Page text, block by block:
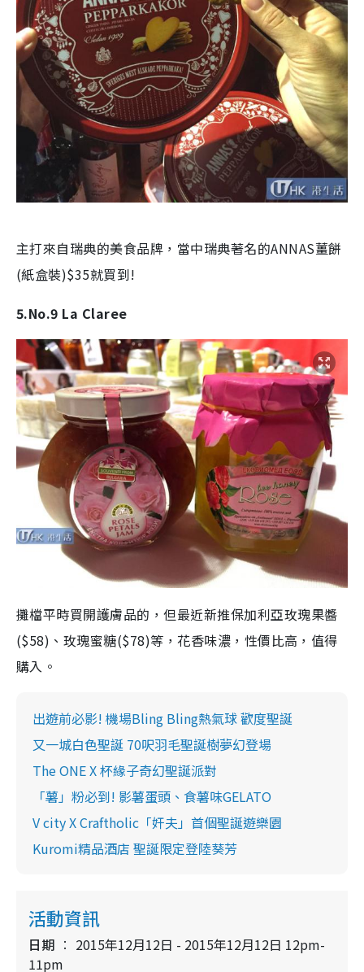
主打來自瑞典的美食品牌，當中瑞典著名的ANNAS薑餅
(紙盒裝)$35就買到!
5.No.9 La Claree
攤檔平時買開護膚品的，但最近新推保加利亞玫瑰果醬
($58)、玫瑰蜜糖($78)等，花香味濃，性價比高，值得
購入。
出遊前必影! 機場Bling Bling熱氣球 歡度聖誕
又一城白色聖誕 70呎羽毛聖誕樹夢幻登場
The ONE X 杯緣子奇幻聖誕派對
「薯」粉必到! 影薯蛋頭、食薯味GELATO
V city X Craftholic「奸夫」首個聖誕遊樂園
Kuromi精品酒店 聖誕限定登陸葵芳
活動資訊
日期
2015年12月12日 - 2015年12月12日 12pm-
11pm